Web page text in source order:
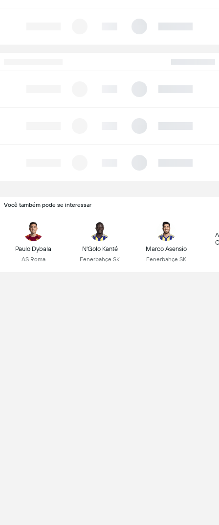
Você também pode se interessar
Paulo Dybala
AS Roma
N'Golo Kanté
Fenerbahçe SK
Marco Asensio
Fenerbahçe SK